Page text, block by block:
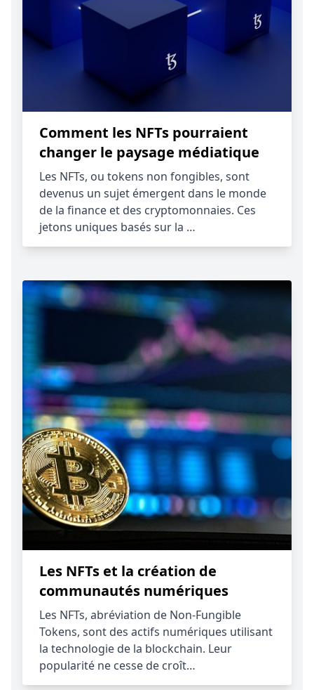
Comment les NFTs pourraient
changer le paysage médiatique
Les NFTs, ou tokens non fongibles, sont
devenus un sujet émergent dans le monde
de la finance et des cryptomonnaies. Ces
jetons uniques basés sur la …
Les NFTs et la création de
communautés numériques
Les NFTs, abréviation de Non-Fungible
Tokens, sont des actifs numériques utilisant
la technologie de la blockchain. Leur
popularité ne cesse de croît…